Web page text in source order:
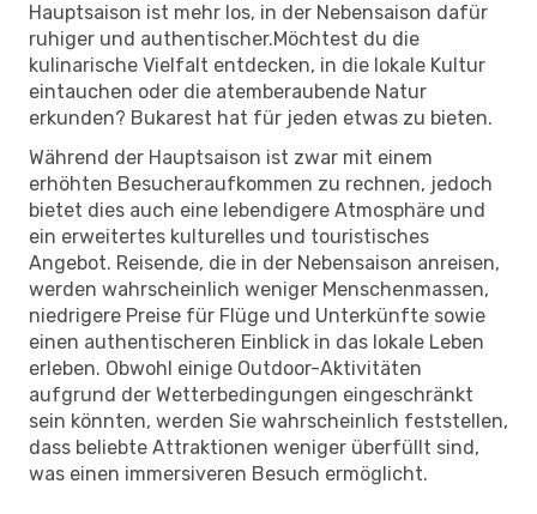
Hauptsaison ist mehr los, in der Nebensaison dafür
ruhiger und authentischer.Möchtest du die
kulinarische Vielfalt entdecken, in die lokale Kultur
eintauchen oder die atemberaubende Natur
erkunden? Bukarest hat für jeden etwas zu bieten.
Während der Hauptsaison ist zwar mit einem
erhöhten Besucheraufkommen zu rechnen, jedoch
bietet dies auch eine lebendigere Atmosphäre und
ein erweitertes kulturelles und touristisches
Angebot. Reisende, die in der Nebensaison anreisen,
werden wahrscheinlich weniger Menschenmassen,
niedrigere Preise für Flüge und Unterkünfte sowie
einen authentischeren Einblick in das lokale Leben
erleben. Obwohl einige Outdoor-Aktivitäten
aufgrund der Wetterbedingungen eingeschränkt
sein könnten, werden Sie wahrscheinlich feststellen,
dass beliebte Attraktionen weniger überfüllt sind,
was einen immersiveren Besuch ermöglicht.